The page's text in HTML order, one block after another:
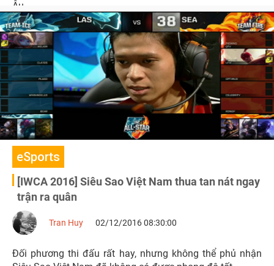
Âu.
eSports
[IWCA 2016] Siêu Sao Việt Nam thua tan nát ngay
trận ra quân
Tran Huy 02/12/2016 08:30:00
Đối phương thi đấu rất hay, nhưng không thể phủ nhận